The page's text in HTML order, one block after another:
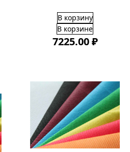
В корзину
В корзине
7225.00 ₽